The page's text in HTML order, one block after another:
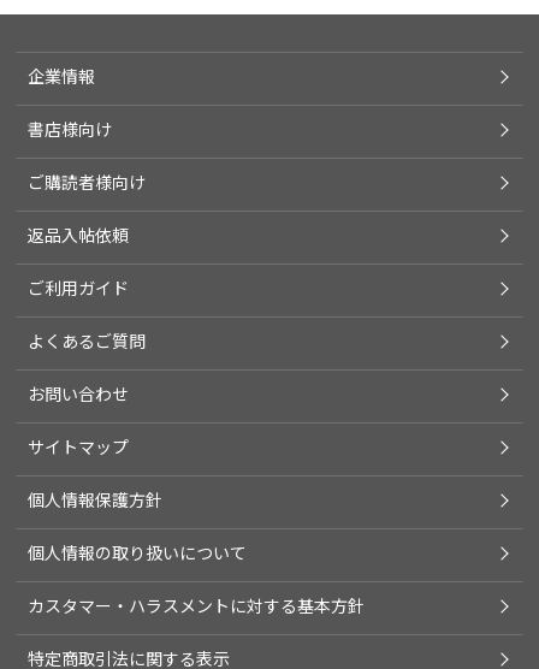
企業情報
書店様向け
ご購読者様向け
返品入帖依頼
ご利用ガイド
よくあるご質問
お問い合わせ
サイトマップ
個人情報保護方針
個人情報の取り扱いについて
カスタマー・ハラスメントに対する基本方針
特定商取引法に関する表示